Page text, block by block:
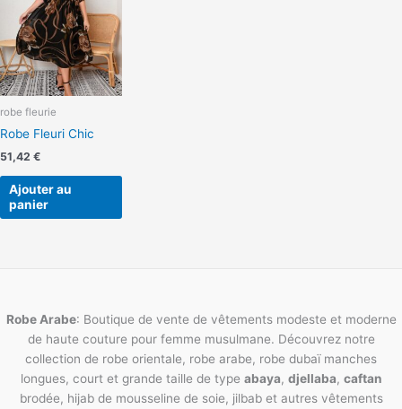
robe fleurie
Robe Fleuri Chic
51,42 €
Ajouter au
panier
Robe Arabe: Boutique de vente de vêtements modeste et moderne
de haute couture pour femme musulmane. Découvrez notre
collection de robe orientale, robe arabe, robe dubaï manches
longues, court et grande taille de type abaya, djellaba, caftan
brodée, hijab de mousseline de soie, jilbab et autres vêtements